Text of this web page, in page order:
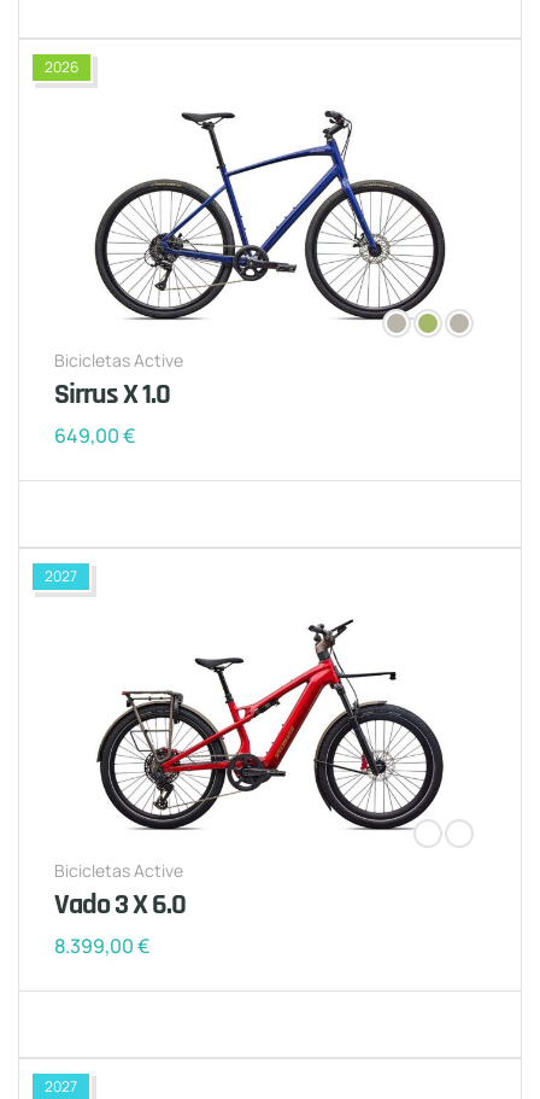
2026
Bicicletas Active
Sirrus X 1.0
649,00€
2027
Bicicletas Active
Vado 3 X 6.0
8.399,00€
2027